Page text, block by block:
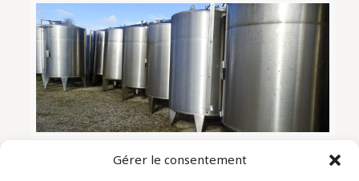
Gérer le consentement
CUVE SIMPLE ENVELOPPE